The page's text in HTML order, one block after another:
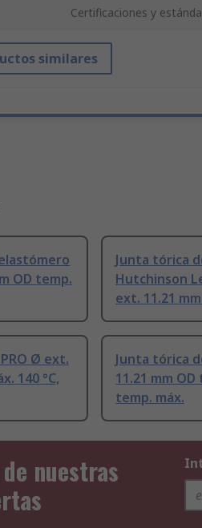
Certificaciones y
similares
OD temp.
Junta tórica
Hutchinson
ext. 11.21
Ø ext.
140 °C,
Junta tórica
11.21 mm OD
temp. máx.
nuestras